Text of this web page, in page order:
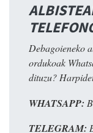
Debagoieneko
ordukoak
dituzu?
WHATSAPP:
TELEGRAM: